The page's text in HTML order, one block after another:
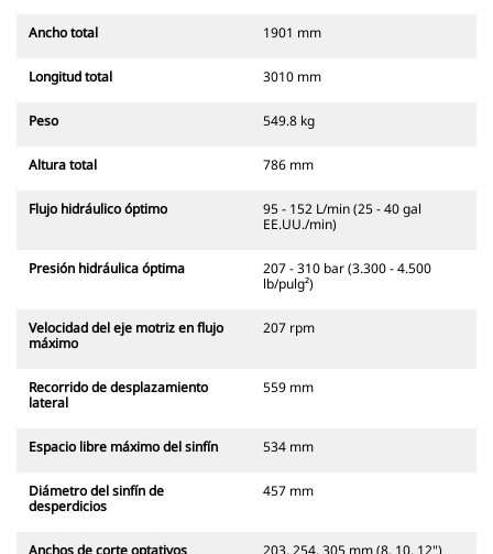
Ancho total 1901 mm
Longitud total 3010 mm
Peso 549.8 kg
Altura total 786 mm
Flujo hidráulico óptimo
95 - 152 L/min (25 - 40 gal
EE.UU./min)
Presión hidráulica óptima
207 - 310 bar (3.300 - 4.500
lb/pulg²)
Velocidad del eje motriz en flujo
máximo
207 rpm
Recorrido de desplazamiento
lateral
559 mm
Espacio libre máximo del sinfín 534 mm
Diámetro del sinfín de
desperdicios
457 mm